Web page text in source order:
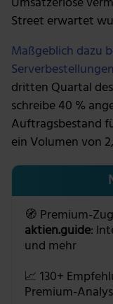
Street erwartet
Maßgeblich dazu
dritten Quartal
schreibe 40 %
Auftragsbestand
ein Volumen von
🧭 Premium-
aktien.guide:
und mehr
📈 130+
Premium-